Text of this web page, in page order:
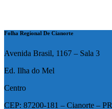
Folha Regional De Cianorte
Avenida Brasil, 1167 – Sala 3
Ed. Ilha do Mel
Centro
CEP: 87200-181 – Cianorte – PR